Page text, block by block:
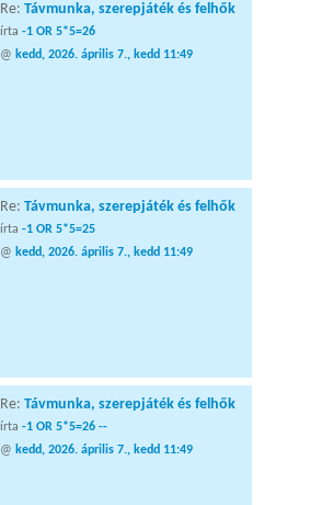
Re: Távmunka, szerepjáték és felhők
írta -1 OR 5*5=26
@ kedd, 2026. április 7., kedd 11:49
Re: Távmunka, szerepjáték és felhők
írta -1 OR 5*5=25
@ kedd, 2026. április 7., kedd 11:49
Re: Távmunka, szerepjáték és felhők
írta -1 OR 5*5=26 --
@ kedd, 2026. április 7., kedd 11:49